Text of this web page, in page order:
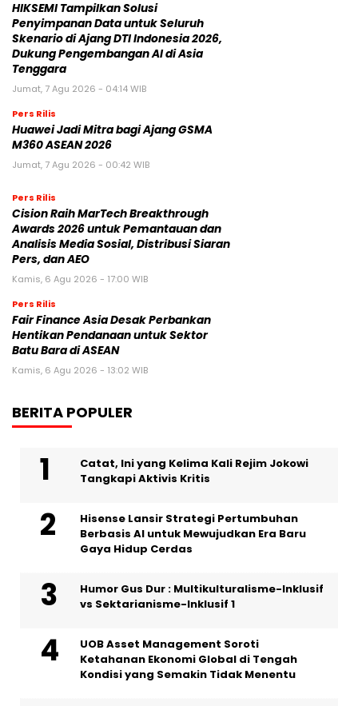
HIKSEMI Tampilkan Solusi
Penyimpanan Data untuk Seluruh
Skenario di Ajang DTI Indonesia 2026,
Dukung Pengembangan AI di Asia
Tenggara
Jumat, 7 Agu 2026 - 04:14 WIB
Pers Rilis
Huawei Jadi Mitra bagi Ajang GSMA
M360 ASEAN 2026
Jumat, 7 Agu 2026 - 00:42 WIB
Pers Rilis
Cision Raih MarTech Breakthrough
Awards 2026 untuk Pemantauan dan
Analisis Media Sosial, Distribusi Siaran
Pers, dan AEO
Kamis, 6 Agu 2026 - 17:00 WIB
Pers Rilis
Fair Finance Asia Desak Perbankan
Hentikan Pendanaan untuk Sektor
Batu Bara di ASEAN
Kamis, 6 Agu 2026 - 13:02 WIB
BERITA POPULER
Catat, Ini yang Kelima Kali Rejim Jokowi
Tangkapi Aktivis Kritis
Hisense Lansir Strategi Pertumbuhan
Berbasis AI untuk Mewujudkan Era Baru
Gaya Hidup Cerdas
Humor Gus Dur : Multikulturalisme-Inklusif
vs Sektarianisme-Inklusif 1
UOB Asset Management Soroti
Ketahanan Ekonomi Global di Tengah
Kondisi yang Semakin Tidak Menentu